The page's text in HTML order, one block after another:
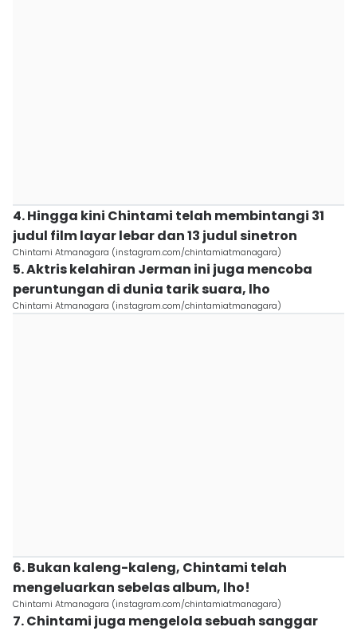
4. Hingga kini Chintami telah membintangi 31
judul film layar lebar dan 13 judul sinetron
Chintami Atmanagara (instagram.com/chintamiatmanagara)
5. Aktris kelahiran Jerman ini juga mencoba
peruntungan di dunia tarik suara, lho
Chintami Atmanagara (instagram.com/chintamiatmanagara)
6. Bukan kaleng-kaleng, Chintami telah
mengeluarkan sebelas album, lho!
Chintami Atmanagara (instagram.com/chintamiatmanagara)
7. Chintami juga mengelola sebuah sanggar